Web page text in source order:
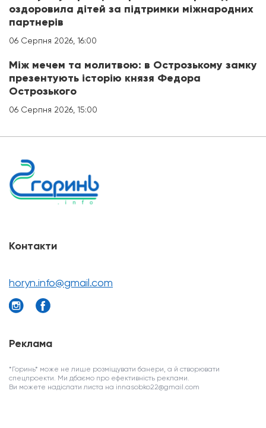
оздоровила дітей за підтримки міжнародних
партнерів
06 Серпня 2026, 16:00
Між мечем та молитвою: в Острозькому замку
презентують історію князя Федора
Острозького
06 Серпня 2026, 15:00
Контакти
horyn.info@gmail.com
Реклама
*Горинь* може не лише розміщувати банери, а й створювати
спецпроекти. Ми дбаємо про ефективність реклами.
Ви можете надіслати листа на innasobko22@gmail.com